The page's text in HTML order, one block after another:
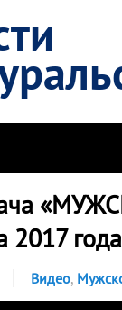
2017 года
Видео,